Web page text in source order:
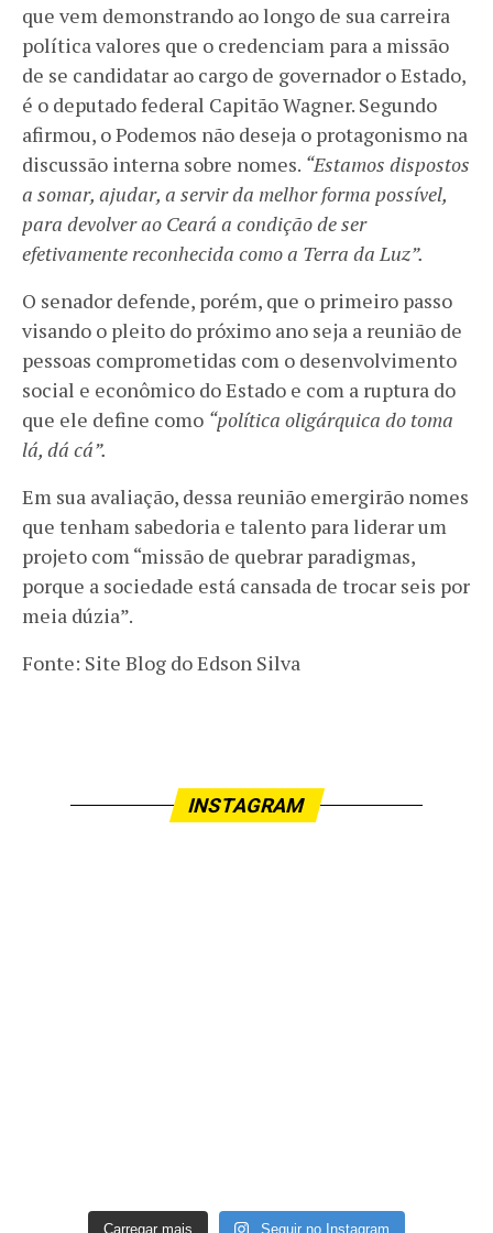
que vem demonstrando ao longo de sua carreira
política valores que o credenciam para a missão
de se candidatar ao cargo de governador o Estado,
é o deputado federal Capitão Wagner. Segundo
afirmou, o Podemos não deseja o protagonismo na
discussão interna sobre nomes. “Estamos dispostos
a somar, ajudar, a servir da melhor forma possível,
para devolver ao Ceará a condição de ser
efetivamente reconhecida como a Terra da Luz”.
O senador defende, porém, que o primeiro passo
visando o pleito do próximo ano seja a reunião de
pessoas comprometidas com o desenvolvimento
social e econômico do Estado e com a ruptura do
que ele define como “política oligárquica do toma
lá, dá cá”.
Em sua avaliação, dessa reunião emergirão nomes
que tenham sabedoria e talento para liderar um
projeto com “missão de quebrar paradigmas,
porque a sociedade está cansada de trocar seis por
meia dúzia”.
Fonte: Site Blog do Edson Silva
INSTAGRAM
Carregar mais Seguir no Instagram